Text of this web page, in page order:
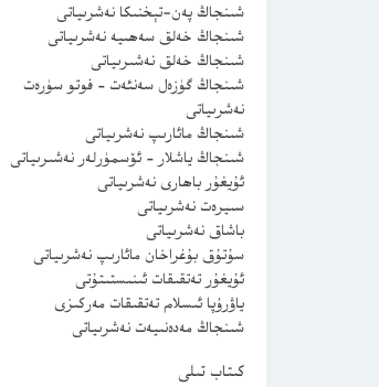
شىنجاڭ پەن-تېخنىكا نەشرىياتى
شىنجاڭ خەلق سەھىيە نەشرىياتى
شىنجاڭ خەلق نەشىرىياتى
شىنجاڭ گۈزەل سەنئەت – فوتو سۈرەت
نەشرىياتى
شىنجاڭ مائارىپ نەشرىياتى
شىنجاڭ ياشلار – ئۆسمۈرلەر نەشىرىياتى
ئۇيغۇر باھارى نەشرىياتى
سىيرەت نەشرىياتى
باشاق نەشرىياتى
سۇتۇق بۇغراخان مائارىپ نەشرىياتى
ئۇيغۇر تەتقىقات ئىنىستىتۇتى
ياۋرۇپا ئىسلام تەتقىقات مەركىزى
شىنجاڭ مەدەنىيەت نەشرىياتى
كىتاب تىلى